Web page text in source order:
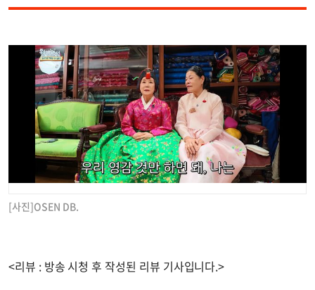
[사진]OSEN DB.
<리뷰 : 방송 시청 후 작성된 리뷰 기사입니다.>